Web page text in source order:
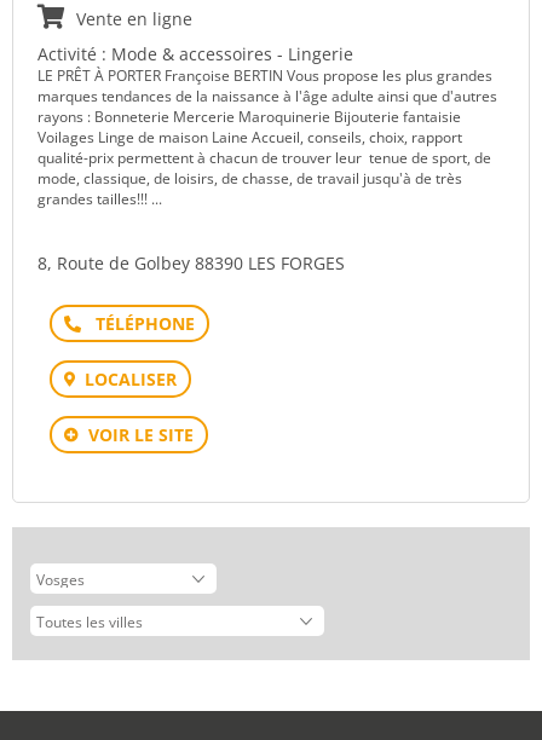
Vente en ligne
Activité : Mode & accessoires - Lingerie
LE PRÊT À PORTER Françoise BERTIN Vous propose les plus grandes
marques tendances de la naissance à l'âge adulte ainsi que d'autres
rayons : Bonneterie Mercerie Maroquinerie Bijouterie fantaisie
Voilages Linge de maison Laine Accueil, conseils, choix, rapport
qualité-prix permettent à chacun de trouver leur tenue de sport, de
mode, classique, de loisirs, de chasse, de travail jusqu'à de très
grandes tailles!!! ...
8, Route de Golbey 88390 LES FORGES
Téléphone
LOCALISER
VOIR LE SITE